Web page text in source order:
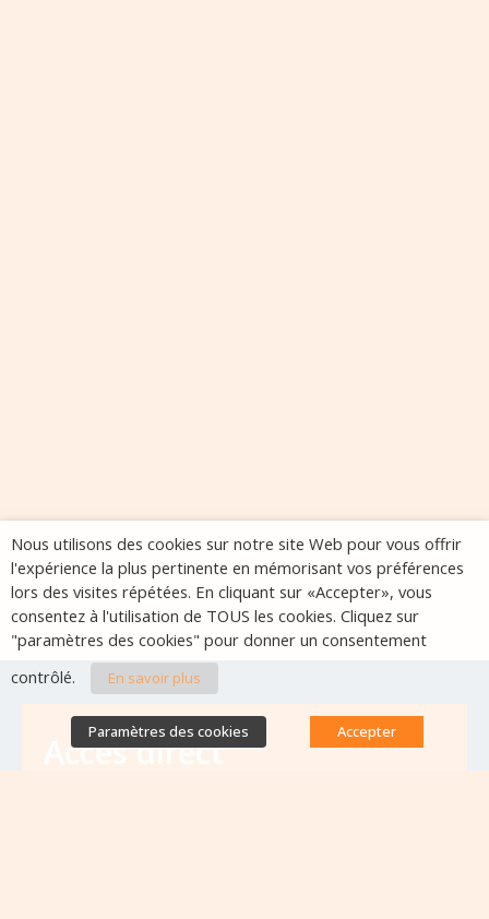
Accès direct
Nous utilisons des cookies sur notre site Web pour vous offrir
l'expérience la plus pertinente en mémorisant vos préférences
lors des visites répétées. En cliquant sur «Accepter», vous
consentez à l'utilisation de TOUS les cookies. Cliquez sur
"paramètres des cookies" pour donner un consentement
contrôlé.
En savoir plus
Paramètres des cookies Accepter